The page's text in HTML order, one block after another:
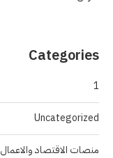
Categories
1
Uncategorized
منصات الاقتصاد والاعمال